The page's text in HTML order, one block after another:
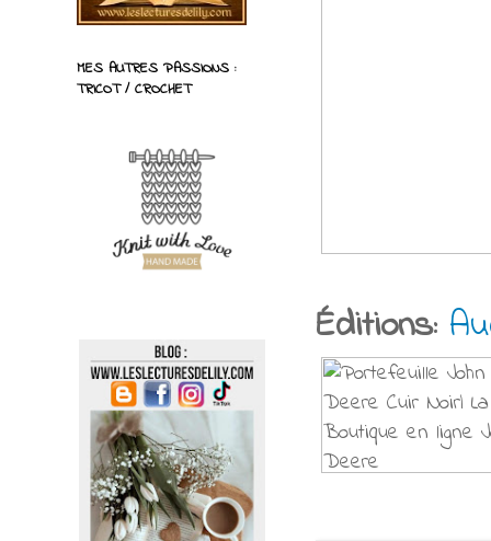
Éditions:
MES AUTRES PASSIONS :
TRICOT / CROCHET